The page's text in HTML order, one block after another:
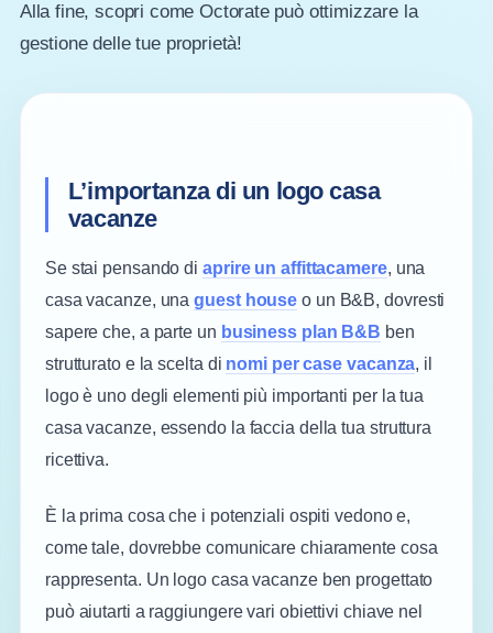
Alla fine, scopri come Octorate può ottimizzare la
gestione delle tue proprietà!
L’importanza di un logo casa
vacanze
Se stai pensando diaprire un affittacamere, una
casa vacanze, unaguest house o un B&B, dovresti
sapere che, a parte un business plan B&B ben
strutturato e la scelta di nomi per case vacanza, il
logo è uno degli elementi più importanti per la tua
casa vacanze, essendo la faccia della tua struttura
ricettiva.
È la prima cosa che i potenziali ospiti vedono e,
come tale, dovrebbe comunicare chiaramente cosa
rappresenta. Un logo casa vacanze ben progettato
può aiutarti a raggiungere vari obiettivi chiave nel